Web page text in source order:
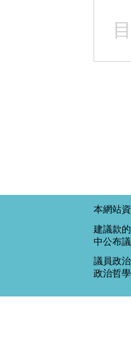
本網站
建議款
中公布
議員政
政治哲